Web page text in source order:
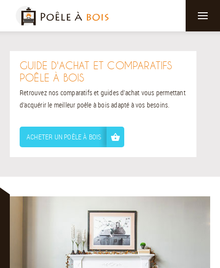
GUIDE D'ACHAT ET COMPARATIFS
POÊLE À BOIS
Retrouvez nos comparatifs et guides d’achat vous permettant
d’acquérir le meilleur poêle à bois adapté à vos besoins.
ACHETER UN POÊLE À BOIS